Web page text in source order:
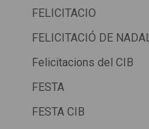
FELICITACIO
FELICITACIÓ DE NADAL
Felicitacions del CIB
FESTA
FESTA CIB